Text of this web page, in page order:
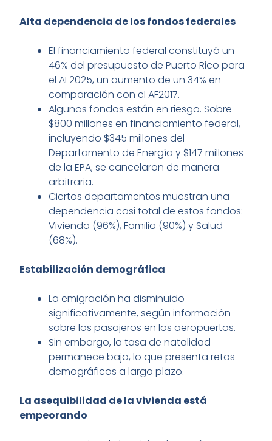
Alta dependencia de los fondos federales
El financiamiento federal constituyó un
46% del presupuesto de Puerto Rico para
el AF2025, un aumento de un 34% en
comparación con el AF2017.
Algunos fondos están en riesgo. Sobre
$800 millones en financiamiento federal,
incluyendo $345 millones del
Departamento de Energía y $147 millones
de la EPA, se cancelaron de manera
arbitraria.
Ciertos departamentos muestran una
dependencia casi total de estos fondos:
Vivienda (96%), Familia (90%) y Salud
(68%).
Estabilización demográfica
La emigración ha disminuido
significativamente, según información
sobre los pasajeros en los aeropuertos.
Sin embargo, la tasa de natalidad
permanece baja, lo que presenta retos
demográficos a largo plazo.
La asequibilidad de la vivienda está
empeorando